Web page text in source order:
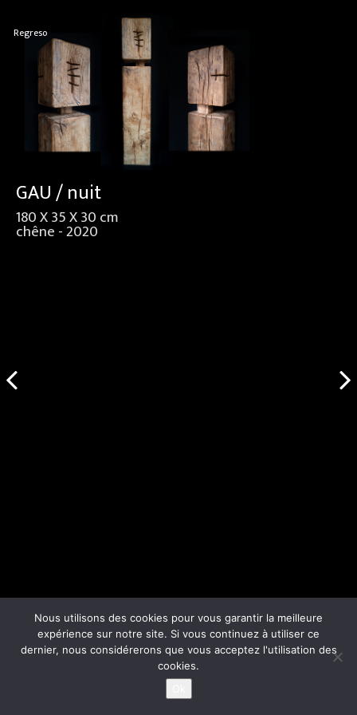
Regreso
GAU / nuit
180 X 35 X 30 cm
chêne - 2020
Nous utilisons des cookies pour vous garantir la meilleure
expérience sur notre site. Si vous continuez à utiliser ce
dernier, nous considérerons que vous acceptez l'utilisation des
cookies.